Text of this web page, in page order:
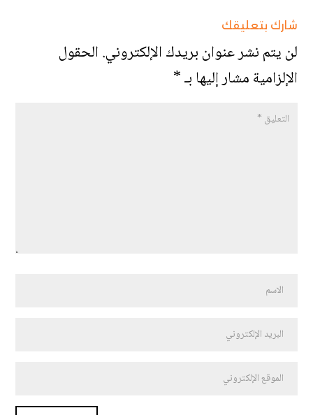
شارك بتعليقك
لن يتم نشر عنوان بريدك الإلكتروني.الحقول
الإلزامية مشار إليها بـ*